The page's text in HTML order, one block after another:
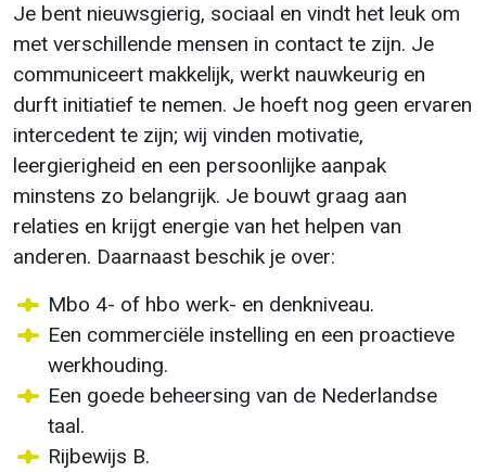
Je bent nieuwsgierig, sociaal en vindt het leuk om
met verschillende mensen in contact te zijn. Je
communiceert makkelijk, werkt nauwkeurig en
durft initiatief te nemen. Je hoeft nog geen ervaren
intercedent te zijn; wij vinden motivatie,
leergierigheid en een persoonlijke aanpak
minstens zo belangrijk. Je bouwt graag aan
relaties en krijgt energie van het helpen van
anderen. Daarnaast beschik je over:
Mbo 4- of hbo werk- en denkniveau.
Een commerciële instelling en een proactieve
werkhouding.
Een goede beheersing van de Nederlandse
taal.
Rijbewijs B.